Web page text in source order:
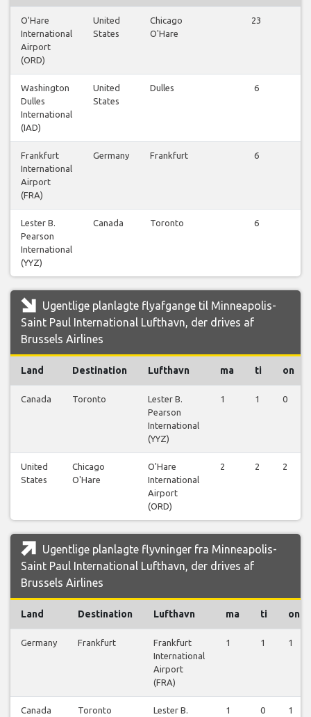
O'Hare
International
Airport
(ORD)
United
States
Chicago
O'Hare
23
Washington
Dulles
International
(IAD)
United
States
Dulles
6
Frankfurt
International
Airport
(FRA)
Germany Frankfurt
6
Lester B.
Pearson
International
(YYZ)
Canada Toronto
6
Ugentlige planlagte flyafgange til Minneapolis-
Saint Paul International Lufthavn, der drives af
Brussels Airlines
Land Destination Lufthavn ma ti on
Canada Toronto
Lester B.
Pearson
International
(YYZ)
1 1 0
United
States
Chicago
O'Hare
O'Hare
International
Airport
(ORD)
2 2 2
Ugentlige planlagte flyvninger fra Minneapolis-
Saint Paul International Lufthavn, der drives af
Brussels Airlines
Land Destination Lufthavn ma ti on
Germany Frankfurt
Frankfurt
International
Airport
(FRA)
1 1 1
Canada Toronto
Lester B.
1 0 1